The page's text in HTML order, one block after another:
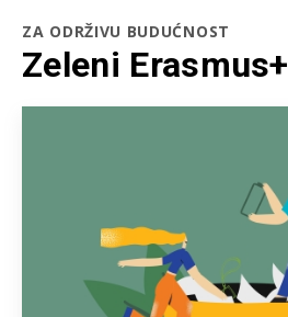
ZA ODRŽIVU BUDUĆNOST
Zeleni Erasmus+